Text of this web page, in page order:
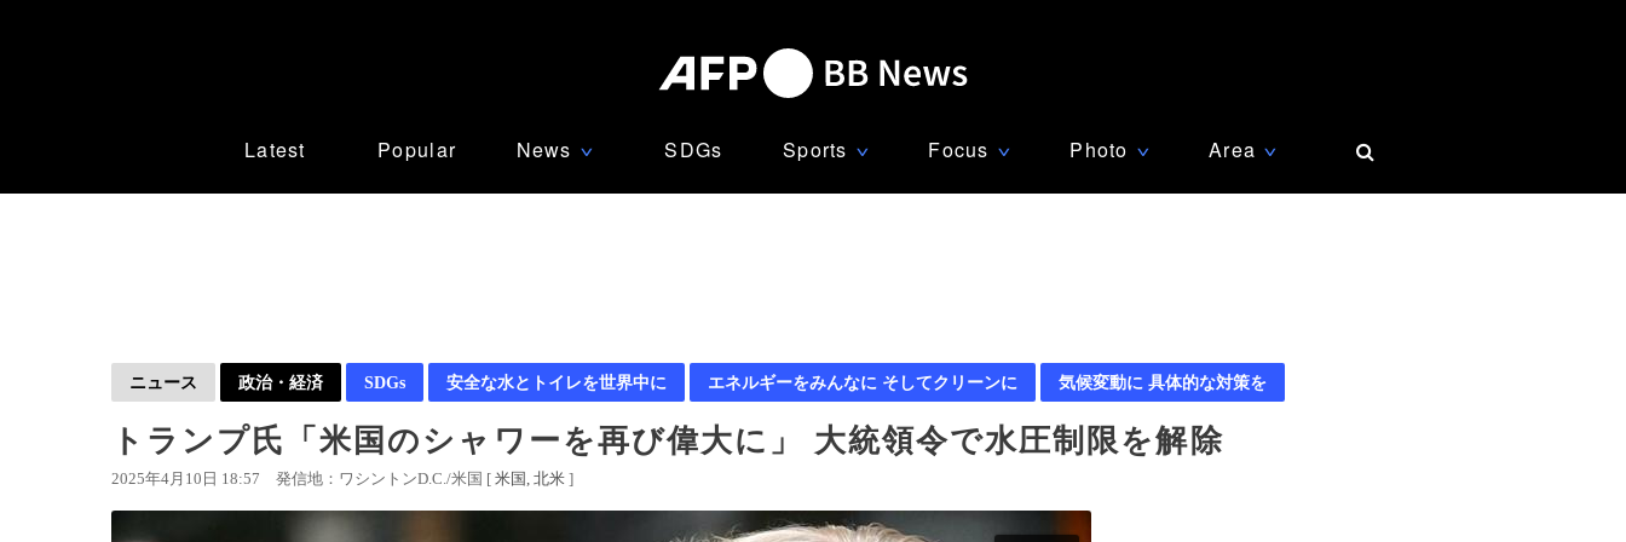
Latest Popular News ∨ SDGs Sports ∨ Focus ∨ Photo ∨ Area ∨
ニュース 政治・経済 SDGs 安全な水とトイレを世界中に エネルギーをみんなに そしてクリーンに 気候変動に 具体的な対策を
トランプ氏「米国のシャワーを再び偉大に」 大統領令で水圧制限を解除
2025年4月10日 18:57 発信地：ワシントンD.C./米国 [ 米国 北米 ]